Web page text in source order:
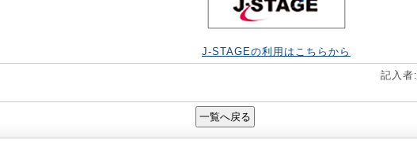
J-STAGEの利用はこちらから
記入者: